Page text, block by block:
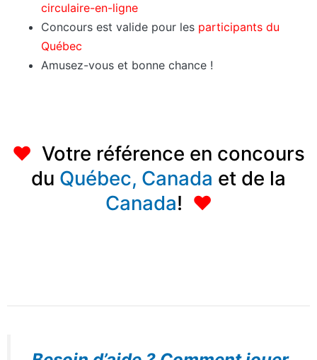
circulaire-en-ligne
Concours est valide pour les participants du
Québec
Amusez-vous et bonne chance !
♥ Votre référence en concours
du Québec, Canada et de la
Canada! ♥